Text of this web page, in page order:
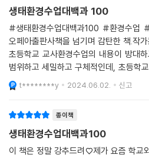
---「통계지리정보서비스SGIS를 활용해
를 알아봐요」중에서
메타버스 ‘젭’을 활용해 수업 자료를 만
다. 연수에서 설명하는 대로 하니 어렵지
알고 싶은 내용은 인터넷을 검색하며 막
‘젭’을 활용해 맵을 몇 개 만들다 보니 환경
---「메타버스 ‘젭’으로 환경 문제를 해결
작년에 학교에 심은 밀과 보리가 쑥쑥 자
생태환경수업대백과 100
#생태환경수업대백과100 #환경수업
오페아출판사책을 넘기며 감탄한 책.작
초등학교 교사환경수업의 내용이 방대
범위하고 세밀하고 구체적인데, 초등학
에 맞춰있다.놀랍다.환경문제로 쓰레기,
문제에만 국한되지 않는다.보리와 밀을
t********y 2024.06.02. 신고
종이책
생태환경수업대백과100
이 책은 정말 강추드려♡제가 요즘 학교